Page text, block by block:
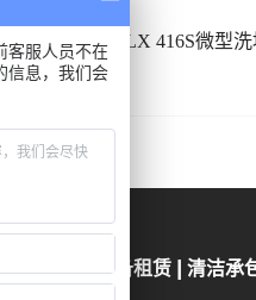
坦能VLX 416S微型
新闻资讯 设备租赁 清洁承
客服人员不在
信息，我们会